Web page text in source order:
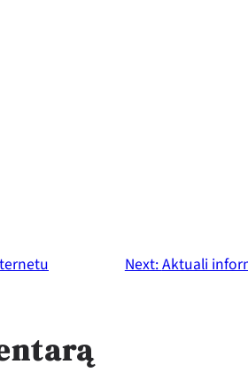
Next:Aktuali